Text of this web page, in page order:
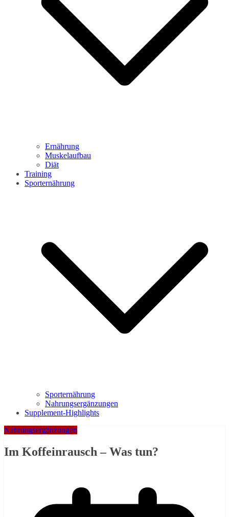
Ernährung
Muskelaufbau
Diät
Training
Sporternährung
Sporternährung
Nahrungsergänzungen
Supplement-Highlights
Nahrungsergänzungen
Im Koffeinrausch – Was tun?